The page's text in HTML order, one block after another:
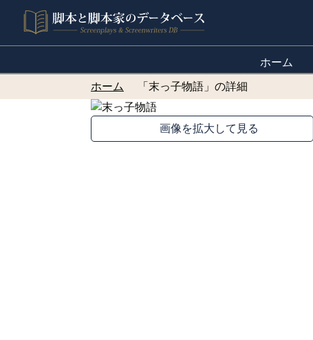
ホーム
ホーム 「末っ子物語」の詳細
画像を拡大して見る